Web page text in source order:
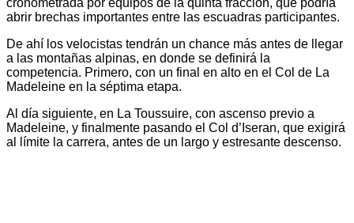
abrir brechas importantes entre las escuadras participantes.
De ahí los velocistas tendrán un chance más antes de llegar
a las montañas alpinas, en donde se definirá la
competencia. Primero, con un final en alto en el Col de La
Madeleine en la séptima etapa.
Al día siguiente, en La Toussuire, con ascenso previo a
Madeleine, y finalmente pasando el Col d’Iseran, que exigirá
al límite la carrera, antes de un largo y estresante descenso.